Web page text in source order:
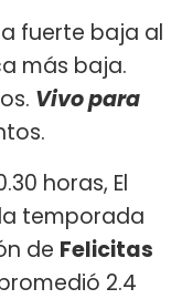
fuerte baja al
más baja.
Vivo para
horas, El
temporada
de Felicitas
2.4